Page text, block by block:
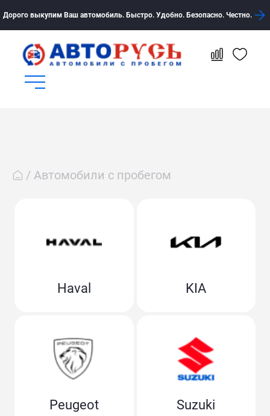
Дорого выкупим Ваш автомобиль. Быстро. Удобно. Безопасно. Честно.
Автомобили с пробегом
Haval KIA
Peugeot Suzuki